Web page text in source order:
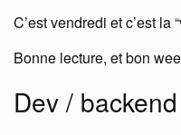
C’est vendredi et c’est la
Bonne lecture, et bon
Dev /